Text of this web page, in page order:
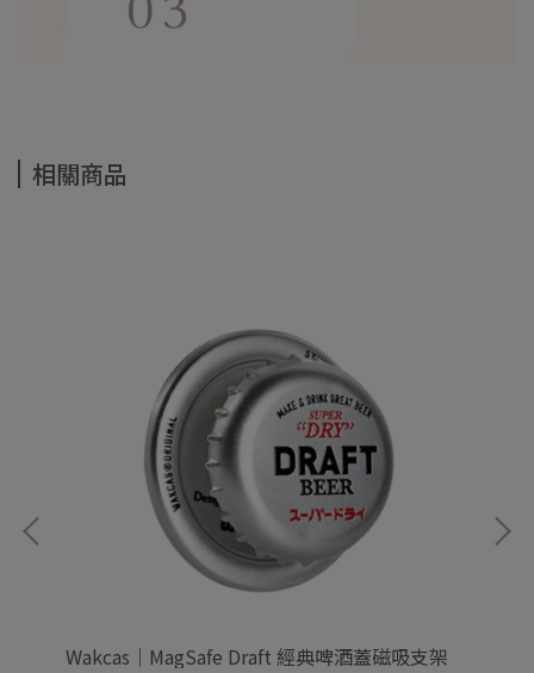
相關商品
Wakcas｜MagSafe Draft 經典啤酒蓋磁吸支架